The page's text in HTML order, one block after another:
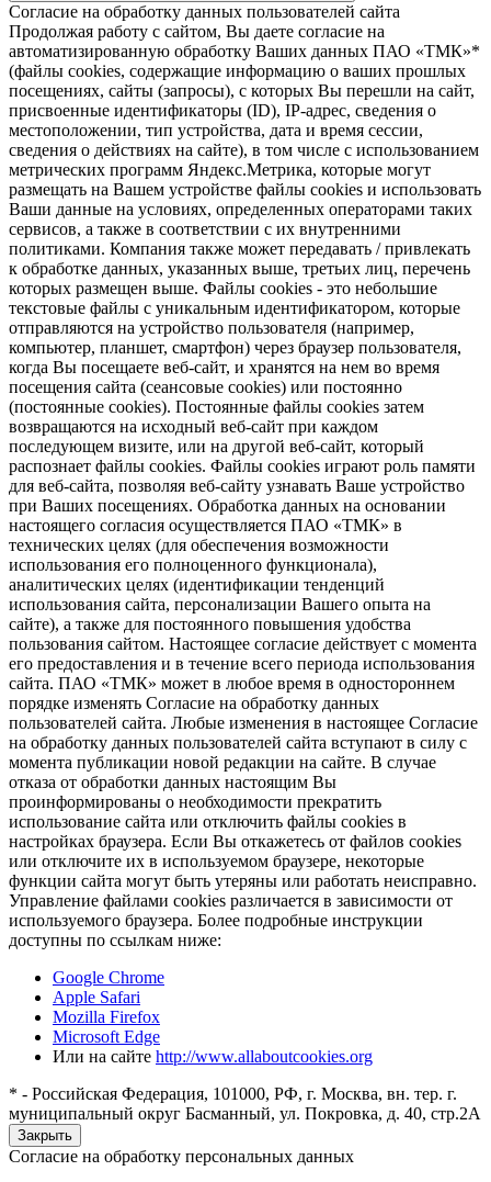
Согласие на обработку данных пользователей сайта
Продолжая работу с сайтом, Вы даете согласие на
автоматизированную обработку Ваших данных ПАО «ТМК»*
(файлы cookies, содержащие информацию о ваших прошлых
посещениях, сайты (запросы), с которых Вы перешли на сайт,
присвоенные идентификаторы (ID), IP-адрес, сведения о
местоположении, тип устройства, дата и время сессии,
сведения о действиях на сайте), в том числе с использованием
метрических программ Яндекс.Метрика, которые могут
размещать на Вашем устройстве файлы cookies и использовать
Ваши данные на условиях, определенных операторами таких
сервисов, а также в соответствии с их внутренними
политиками. Компания также может передавать / привлекать
к обработке данных, указанных выше, третьих лиц, перечень
которых размещен выше. Файлы cookies - это небольшие
текстовые файлы с уникальным идентификатором, которые
отправляются на устройство пользователя (например,
компьютер, планшет, смартфон) через браузер пользователя,
когда Вы посещаете веб-сайт, и хранятся на нем во время
посещения сайта (сеансовые cookies) или постоянно
(постоянные cookies). Постоянные файлы cookies затем
возвращаются на исходный веб-сайт при каждом
последующем визите, или на другой веб-сайт, который
распознает файлы cookies. Файлы cookies играют роль памяти
для веб-сайта, позволяя веб-сайту узнавать Ваше устройство
при Ваших посещениях. Обработка данных на основании
настоящего согласия осуществляется ПАО «ТМК» в
технических целях (для обеспечения возможности
использования его полноценного функционала),
аналитических целях (идентификации тенденций
использования сайта, персонализации Вашего опыта на
сайте), а также для постоянного повышения удобства
пользования сайтом. Настоящее согласие действует с момента
его предоставления и в течение всего периода использования
сайта. ПАО «ТМК» может в любое время в одностороннем
порядке изменять Согласие на обработку данных
пользователей сайта. Любые изменения в настоящее Согласие
на обработку данных пользователей сайта вступают в силу с
момента публикации новой редакции на сайте. В случае
отказа от обработки данных настоящим Вы
проинформированы о необходимости прекратить
использование сайта или отключить файлы cookies в
настройках браузера. Если Вы откажетесь от файлов cookies
или отключите их в используемом браузере, некоторые
функции сайта могут быть утеряны или работать неисправно.
Управление файлами cookies различается в зависимости от
используемого браузера. Более подробные инструкции
доступны по ссылкам ниже:
Google Chrome
Apple Safari
Mozilla Firefox
Microsoft Edge
Или на сайте http://www.allaboutcookies.org
* - Российская Федерация, 101000, РФ, г. Москва, вн. тер. г.
муниципальный округ Басманный, ул. Покровка, д. 40, стр.2А
Закрыть
Согласие на обработку персональных данных